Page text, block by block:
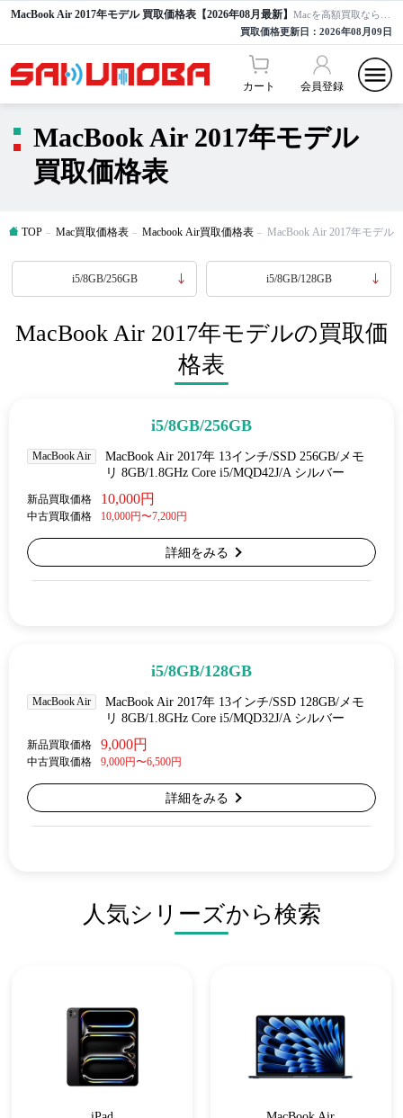
MacBook Air 2017年モデル 買取価格表【2026年08月最新】
買取価格更新日： 2026年08月09日
カート 会員登録
MacBook Air 2017年モデル
買取価格表
TOP Mac買取価格表 Macbook Air買取価格表 MacBook Air 2017年モデル
i5/8GB/256GB i5/8GB/128GB
MacBook Air 2017年モデルの買取価
格表
i5/8GB/256GB
MacBook Air
MacBook Air 2017年 13インチ/SSD 256GB/メモ
リ 8GB/1.8GHz Core i5/MQD42J/A シルバー
新品買取価格 10,000円
中古買取価格 10,000円〜7,200円
詳細をみる
i5/8GB/128GB
MacBook Air
MacBook Air 2017年 13インチ/SSD 128GB/メモ
リ 8GB/1.8GHz Core i5/MQD32J/A シルバー
新品買取価格 9,000円
中古買取価格 9,000円〜6,500円
詳細をみる
人気シリーズから検索